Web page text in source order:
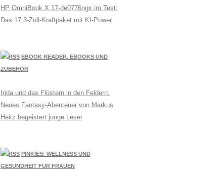
HP OmniBook X 17-de0776ngx im Test:
Das 17,3-Zoll-Kraftpaket mit KI-Power
EBOOK READER, EBOOKS UND
ZUBEHÖR
Irida und das Flüstern in den Feldern:
Neues Fantasy-Abenteuer von Markus
Heitz begeistert junge Leser
PINKIES: WELLNESS UND
GESUNDHEIT FÜR FRAUEN